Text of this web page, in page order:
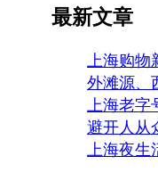
最新文章
上海购
外滩源、
上海老
避开人从
上海夜